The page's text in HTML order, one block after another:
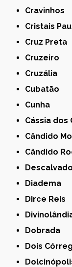
Cravinhos
Cristais
Cruz Preta
Cruzeiro
Cruzália
Cubatão
Cunha
Cássia
Cândido
Cândido
Descalvado
Diadema
Dirce Reis
Dobrada
Dois